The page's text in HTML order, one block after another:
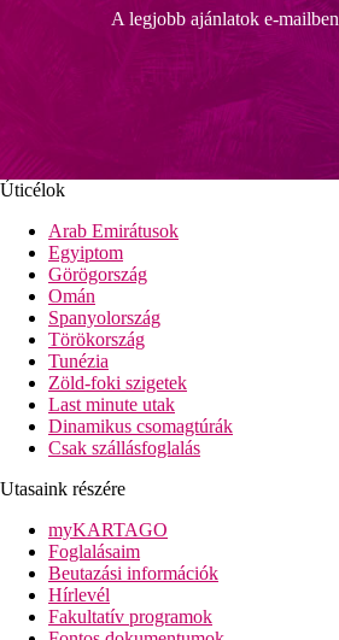
A legjobb ajánlatok e-mailben
Úticélok
Arab Emirátusok
Egyiptom
Görögország
Omán
Spanyolország
Törökország
Tunézia
Zöld-foki szigetek
Last minute utak
Dinamikus csomagtúrák
Csak szállásfoglalás
Utasaink részére
myKARTAGO
Foglalásaim
Beutazási információk
Hírlevél
Fakultatív programok